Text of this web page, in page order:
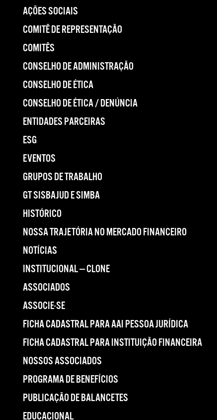
AÇÕES SOCIAIS
COMITÊ DE REPRESENTAÇÃO
COMITÊS
CONSELHO DE ADMINISTRAÇÃO
CONSELHO DE ÉTICA
CONSELHO DE ÉTICA / DENÚNCIA
ENTIDADES PARCEIRAS
ESG
EVENTOS
GRUPOS DE TRABALHO
GT SISBAJUD E SIMBA
HISTÓRICO
NOSSA TRAJETÓRIA NO MERCADO FINANCEIRO
NOTÍCIAS
INSTITUCIONAL — CLONE
ASSOCIADOS
ASSOCIE-SE
FICHA CADASTRAL PARA AAI PESSOA JURÍDICA
FICHA CADASTRAL PARA INSTITUIÇÃO FINANCEIRA
NOSSOS ASSOCIADOS
PROGRAMA DE BENEFÍCIOS
PUBLICAÇÃO DE BALANCETES
EDUCACIONAL